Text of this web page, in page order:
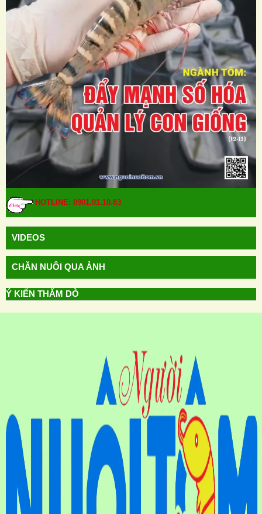
HOTLINE: 0901.01.10.83
VIDEOS
CHĂN NUÔI QUA ẢNH
Ý KIẾN THĂM DÒ